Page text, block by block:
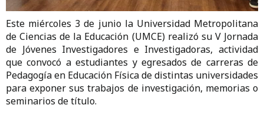
Este miércoles 3 de junio la Universidad Metropolitana
de Ciencias de la Educación (UMCE) realizó su V Jornada
de Jóvenes Investigadores e Investigadoras, actividad
que convocó a estudiantes y egresados de carreras de
Pedagogía en Educación Física de distintas universidades
para exponer sus trabajos de investigación, memorias o
seminarios de título.